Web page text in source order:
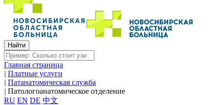
Главная страница
| Платные услуги
| Патанатомическая служба
| Патологоанатомическое отделение
RU EN DE 中文